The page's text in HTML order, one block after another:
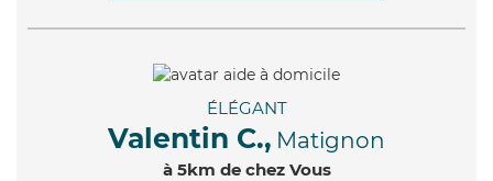
ÉLÉGANT
Valentin C., Matignon
à 5km de chez Vous